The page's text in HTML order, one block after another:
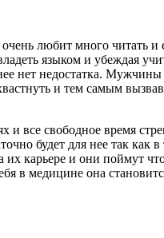
любит много читать и
языком и убеждая
нет недостатка.
и тем самым
все свободное время
будет для нее так как
карьере и они поймут
в медицине она